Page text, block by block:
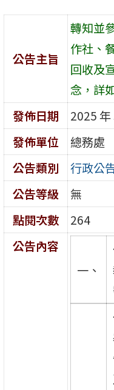
公告主旨
轉知並
作社、
回收及
念，詳
發佈日期
2025 年
發佈單位
總務處
公告類別
行政公
公告等級
無
點閱次數
264
公告內容
一、